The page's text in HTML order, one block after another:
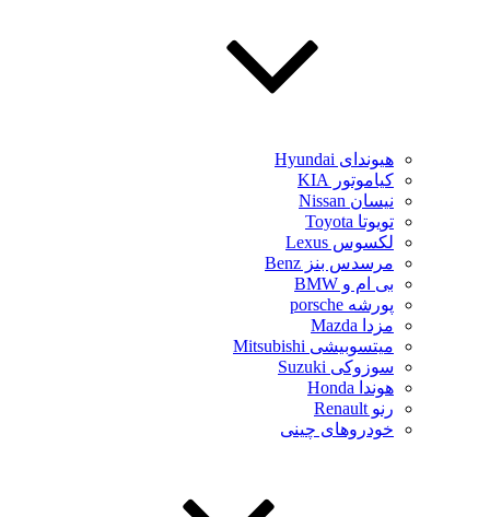
هیوندای Hyundai
کیاموتور KIA
نیسان Nissan
تویوتا Toyota
لکسوس Lexus
مرسدس بنز Benz
بی ام و BMW
پورشه porsche
مزدا Mazda
میتسوبیشی Mitsubishi
سوزوکی Suzuki
هوندا Honda
رنو Renault
خودروهای چینی